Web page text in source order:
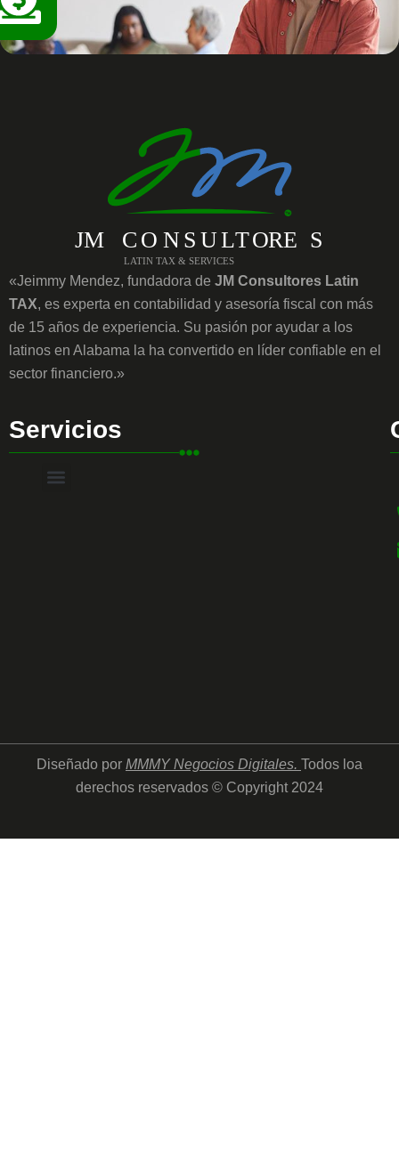
«Jeimmy Mendez, fundadora de JM Consultores Latin
TAX, es experta en contabilidad y asesoría fiscal con más
de 15 años de experiencia. Su pasión por ayudar a los
latinos en Alabama la ha convertido en líder confiable en el
sector financiero.»
Servicios
Diseñado por MMMY Negocios Digitales. Todos loa
derechos reservados © Copyright 2024